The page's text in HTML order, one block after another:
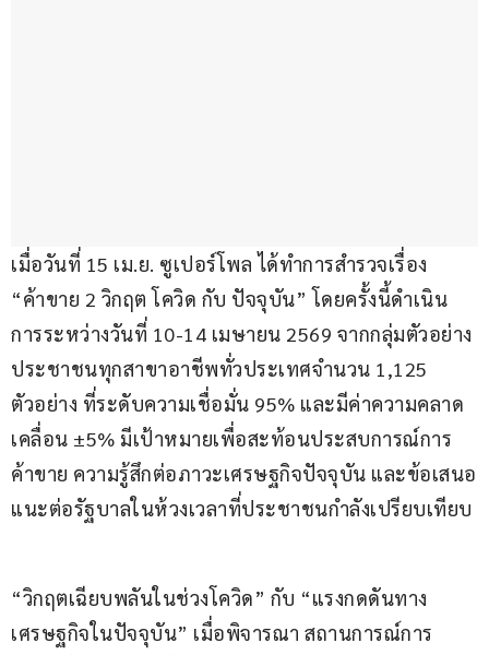
เมื่อวันที่ 15 เม.ย. ซูเปอร์โพล ได้ทำการสำรวจเรื่อง
“ค้าขาย 2 วิกฤต โควิด กับ ปัจจุบัน” โดยครั้งนี้ดำเนิน
การระหว่างวันที่ 10-14 เมษายน 2569 จากกลุ่มตัวอย่าง
ประชาชนทุกสาขาอาชีพทั่วประเทศจำนวน 1,125
ตัวอย่าง ที่ระดับความเชื่อมั่น 95% และมีค่าความคลาด
เคลื่อน ±5% มีเป้าหมายเพื่อสะท้อนประสบการณ์การ
ค้าขาย ความรู้สึกต่อภาวะเศรษฐกิจปัจจุบัน และข้อเสนอ
แนะต่อรัฐบาลในห้วงเวลาที่ประชาชนกำลังเปรียบเทียบ
“วิกฤตเฉียบพลันในช่วงโควิด” กับ “แรงกดดันทาง
เศรษฐกิจในปัจจุบัน” เมื่อพิจารณา สถานการณ์การ